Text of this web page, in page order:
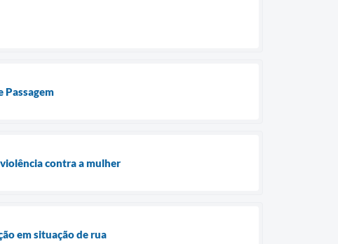
Passagem
contra a mulher
em situação de rua